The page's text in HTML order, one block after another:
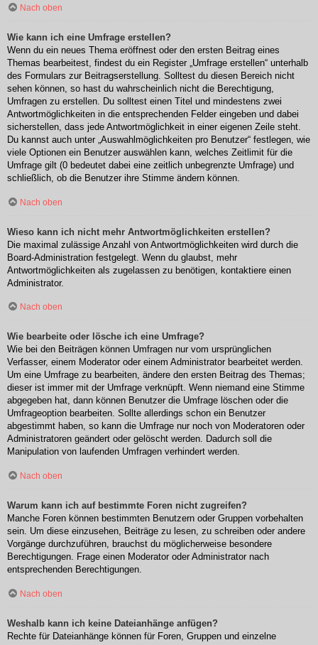
Nach oben
Wie kann ich eine Umfrage erstellen?
Wenn du ein neues Thema eröffnest oder den ersten Beitrag eines
Themas bearbeitest, findest du ein Register „Umfrage erstellen“ unterhalb
des Formulars zur Beitragserstellung. Solltest du diesen Bereich nicht
sehen können, so hast du wahrscheinlich nicht die Berechtigung,
Umfragen zu erstellen. Du solltest einen Titel und mindestens zwei
Antwortmöglichkeiten in die entsprechenden Felder eingeben und dabei
sicherstellen, dass jede Antwortmöglichkeit in einer eigenen Zeile steht.
Du kannst auch unter „Auswahlmöglichkeiten pro Benutzer“ festlegen, wie
viele Optionen ein Benutzer auswählen kann, welches Zeitlimit für die
Umfrage gilt (0 bedeutet dabei eine zeitlich unbegrenzte Umfrage) und
schließlich, ob die Benutzer ihre Stimme ändern können.
Nach oben
Wieso kann ich nicht mehr Antwortmöglichkeiten erstellen?
Die maximal zulässige Anzahl von Antwortmöglichkeiten wird durch die
Board-Administration festgelegt. Wenn du glaubst, mehr
Antwortmöglichkeiten als zugelassen zu benötigen, kontaktiere einen
Administrator.
Nach oben
Wie bearbeite oder lösche ich eine Umfrage?
Wie bei den Beiträgen können Umfragen nur vom ursprünglichen
Verfasser, einem Moderator oder einem Administrator bearbeitet werden.
Um eine Umfrage zu bearbeiten, ändere den ersten Beitrag des Themas;
dieser ist immer mit der Umfrage verknüpft. Wenn niemand eine Stimme
abgegeben hat, dann können Benutzer die Umfrage löschen oder die
Umfrageoption bearbeiten. Sollte allerdings schon ein Benutzer
abgestimmt haben, so kann die Umfrage nur noch von Moderatoren oder
Administratoren geändert oder gelöscht werden. Dadurch soll die
Manipulation von laufenden Umfragen verhindert werden.
Nach oben
Warum kann ich auf bestimmte Foren nicht zugreifen?
Manche Foren können bestimmten Benutzern oder Gruppen vorbehalten
sein. Um diese einzusehen, Beiträge zu lesen, zu schreiben oder andere
Vorgänge durchzuführen, brauchst du möglicherweise besondere
Berechtigungen. Frage einen Moderator oder Administrator nach
entsprechenden Berechtigungen.
Nach oben
Weshalb kann ich keine Dateianhänge anfügen?
Rechte für Dateianhänge können für Foren, Gruppen und einzelne